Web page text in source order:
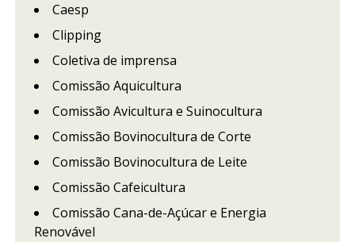
Caesp
Clipping
Coletiva de imprensa
Comissão Aquicultura
Comissão Avicultura e Suinocultura
Comissão Bovinocultura de Corte
Comissão Bovinocultura de Leite
Comissão Cafeicultura
Comissão Cana-de-Açúcar e Energia
Renovável